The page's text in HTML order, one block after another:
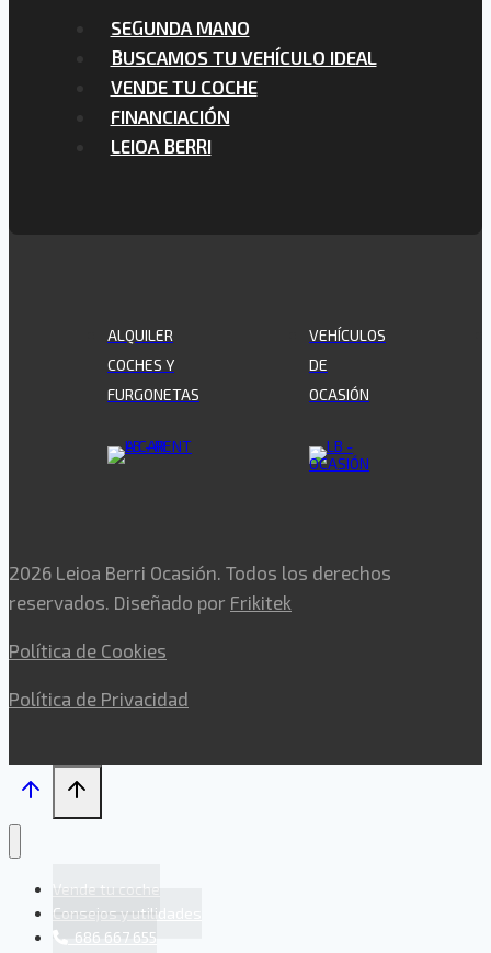
SEGUNDA MANO
BUSCAMOS TU VEHÍCULO IDEAL
VENDE TU COCHE
FINANCIACIÓN
LEIOA BERRI
ALQUILER
COCHES Y
FURGONETAS
VEHÍCULOS
DE
OCASIÓN
2026 Leioa Berri Ocasión. Todos los derechos
reservados. Diseñado por Frikitek
Política de Cookies
Política de Privacidad
Vende tu coche
Consejos y utilidades
686 667 655